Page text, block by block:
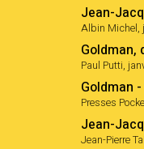
Jean-
Albin Michel,
Goldman,
Paul Putti,
Goldman
Presses
Jean-
Jean-Pierre